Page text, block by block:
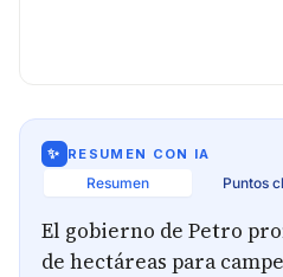
✨ RESUMEN CON IA
Resumen Puntos
El gobierno de Petro
de hectáreas para